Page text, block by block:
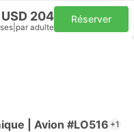
USD 204
par adulte
Réserver
| Avion #LO516 +1